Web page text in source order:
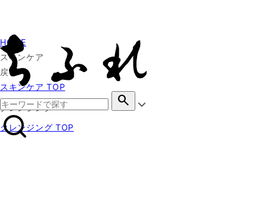
search
HOME
スキンケア
戻る
スキンケア TOP
クレンジング
クレンジング TOP